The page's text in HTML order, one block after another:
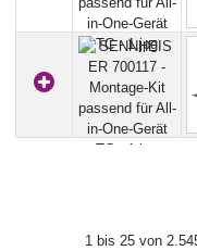
1 bis 25 von